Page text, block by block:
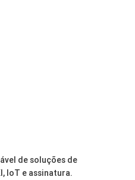
de soluções de
IoT e assinatura.